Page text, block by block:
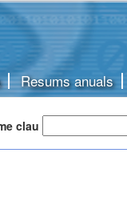
Resums anuals
clau